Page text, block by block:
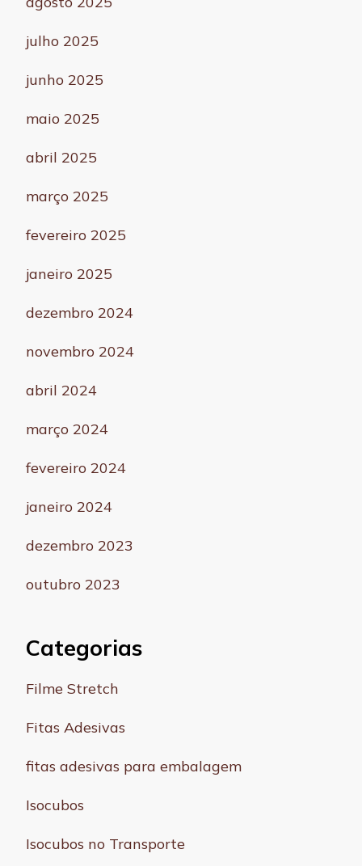
julho 2025
junho 2025
maio 2025
abril 2025
março 2025
fevereiro 2025
janeiro 2025
dezembro 2024
novembro 2024
abril 2024
março 2024
fevereiro 2024
janeiro 2024
dezembro 2023
outubro 2023
Categorias
Filme Stretch
Fitas Adesivas
fitas adesivas para embalagem
Isocubos
Isocubos no Transporte